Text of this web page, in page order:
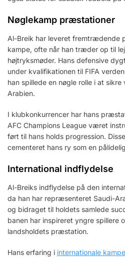
Nøglekamp præstationer
Al-Breik har leveret fremtrædende
kampe, ofte når han træder op til
højtryksmøder. Hans defensive
under kvalifikationen til FIFA
han spillede en nøgle rolle i at
Arabien.
I klubkonkurrencer har hans
AFC Champions League været
ført til hans holds progression.
cementeret hans ry som en
International indflydelse
Al-Breiks indflydelse på den
da han har repræsenteret Saudi-
og bidraget til holdets samlede
banen har inspireret yngre spillere
landsholdets præstation.
Hans erfaring i internationale kampe